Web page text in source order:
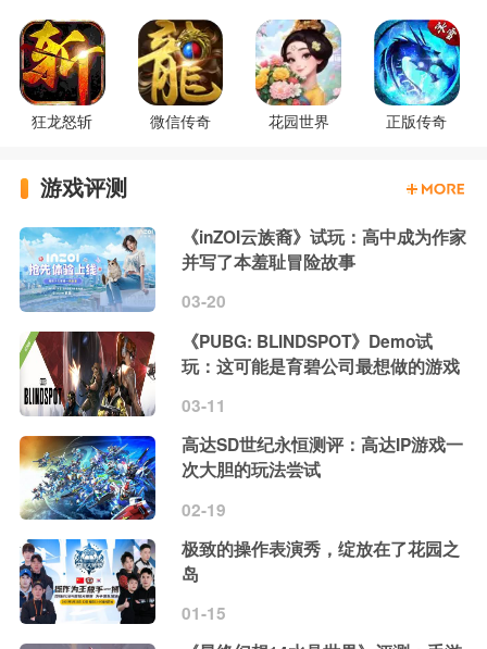
狂龙怒斩 微信传奇 花园世界 正版传奇
游戏评测
《inZOI云族裔》试玩：高中成为作家
并写了本羞耻冒险故事
03-20
《PUBG: BLINDSPOT》Demo试
玩：这可能是育碧公司最想做的游戏
03-11
高达SD世纪永恒测评：高达IP游戏一
次大胆的玩法尝试
02-19
极致的操作表演秀，绽放在了花园之
岛
01-15